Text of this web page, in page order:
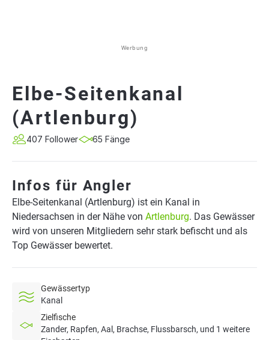
Werbung
Elbe-Seitenkanal
(Artlenburg)
407 Follower 65 Fänge
Infos für Angler
Elbe-Seitenkanal (Artlenburg) ist ein Kanal in
Niedersachsen in der Nähe von Artlenburg. Das Gewässer
wird von unseren Mitgliedern sehr stark befischt und als
Top Gewässer bewertet.
Gewässertyp
Kanal
Zielfische
Zander, Rapfen, Aal, Brachse, Flussbarsch, und 1 weitere